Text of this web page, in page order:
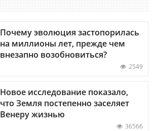
Почему эволюция застопорилась
на миллионы лет, прежде чем
внезапно возобновиться?
2549
Новое исследование показало,
что Земля постепенно заселяет
Венеру жизнью
36566